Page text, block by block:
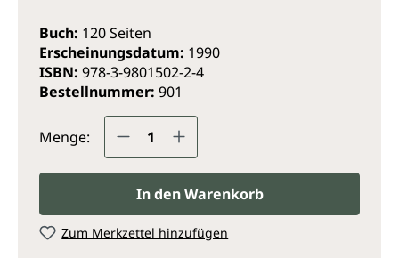
Ein Gleichnis für die zeitlose Kraft der Liebe.
Buch: 120 Seiten
Erscheinungsdatum: 1990
ISBN: 978-3-9801502-2-4
Bestellnummer: 901
Menge: Produkt Anzahl: Gib den
In den Warenkorb
Zum Merkzettel hinzufügen